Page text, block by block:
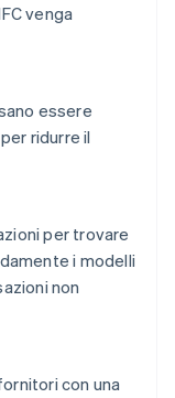
venga
essere
ridurre il
per trovare
i modelli
non
con una